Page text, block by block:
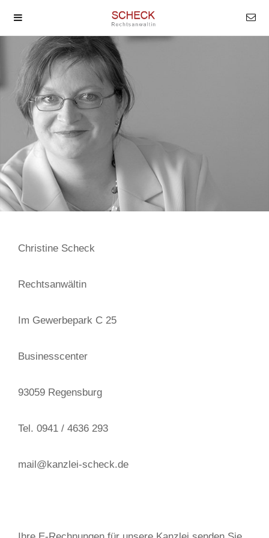
Christine Scheck
Rechtsanwältin
Im Gewerbepark C 25
Businesscenter
93059 Regensburg
Tel. 0941 / 4636 293
mail@kanzlei-scheck.de